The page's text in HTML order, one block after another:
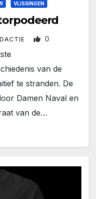
VLISSINGEN
0
van de
te stranden. De
Damen Naval en
van de…